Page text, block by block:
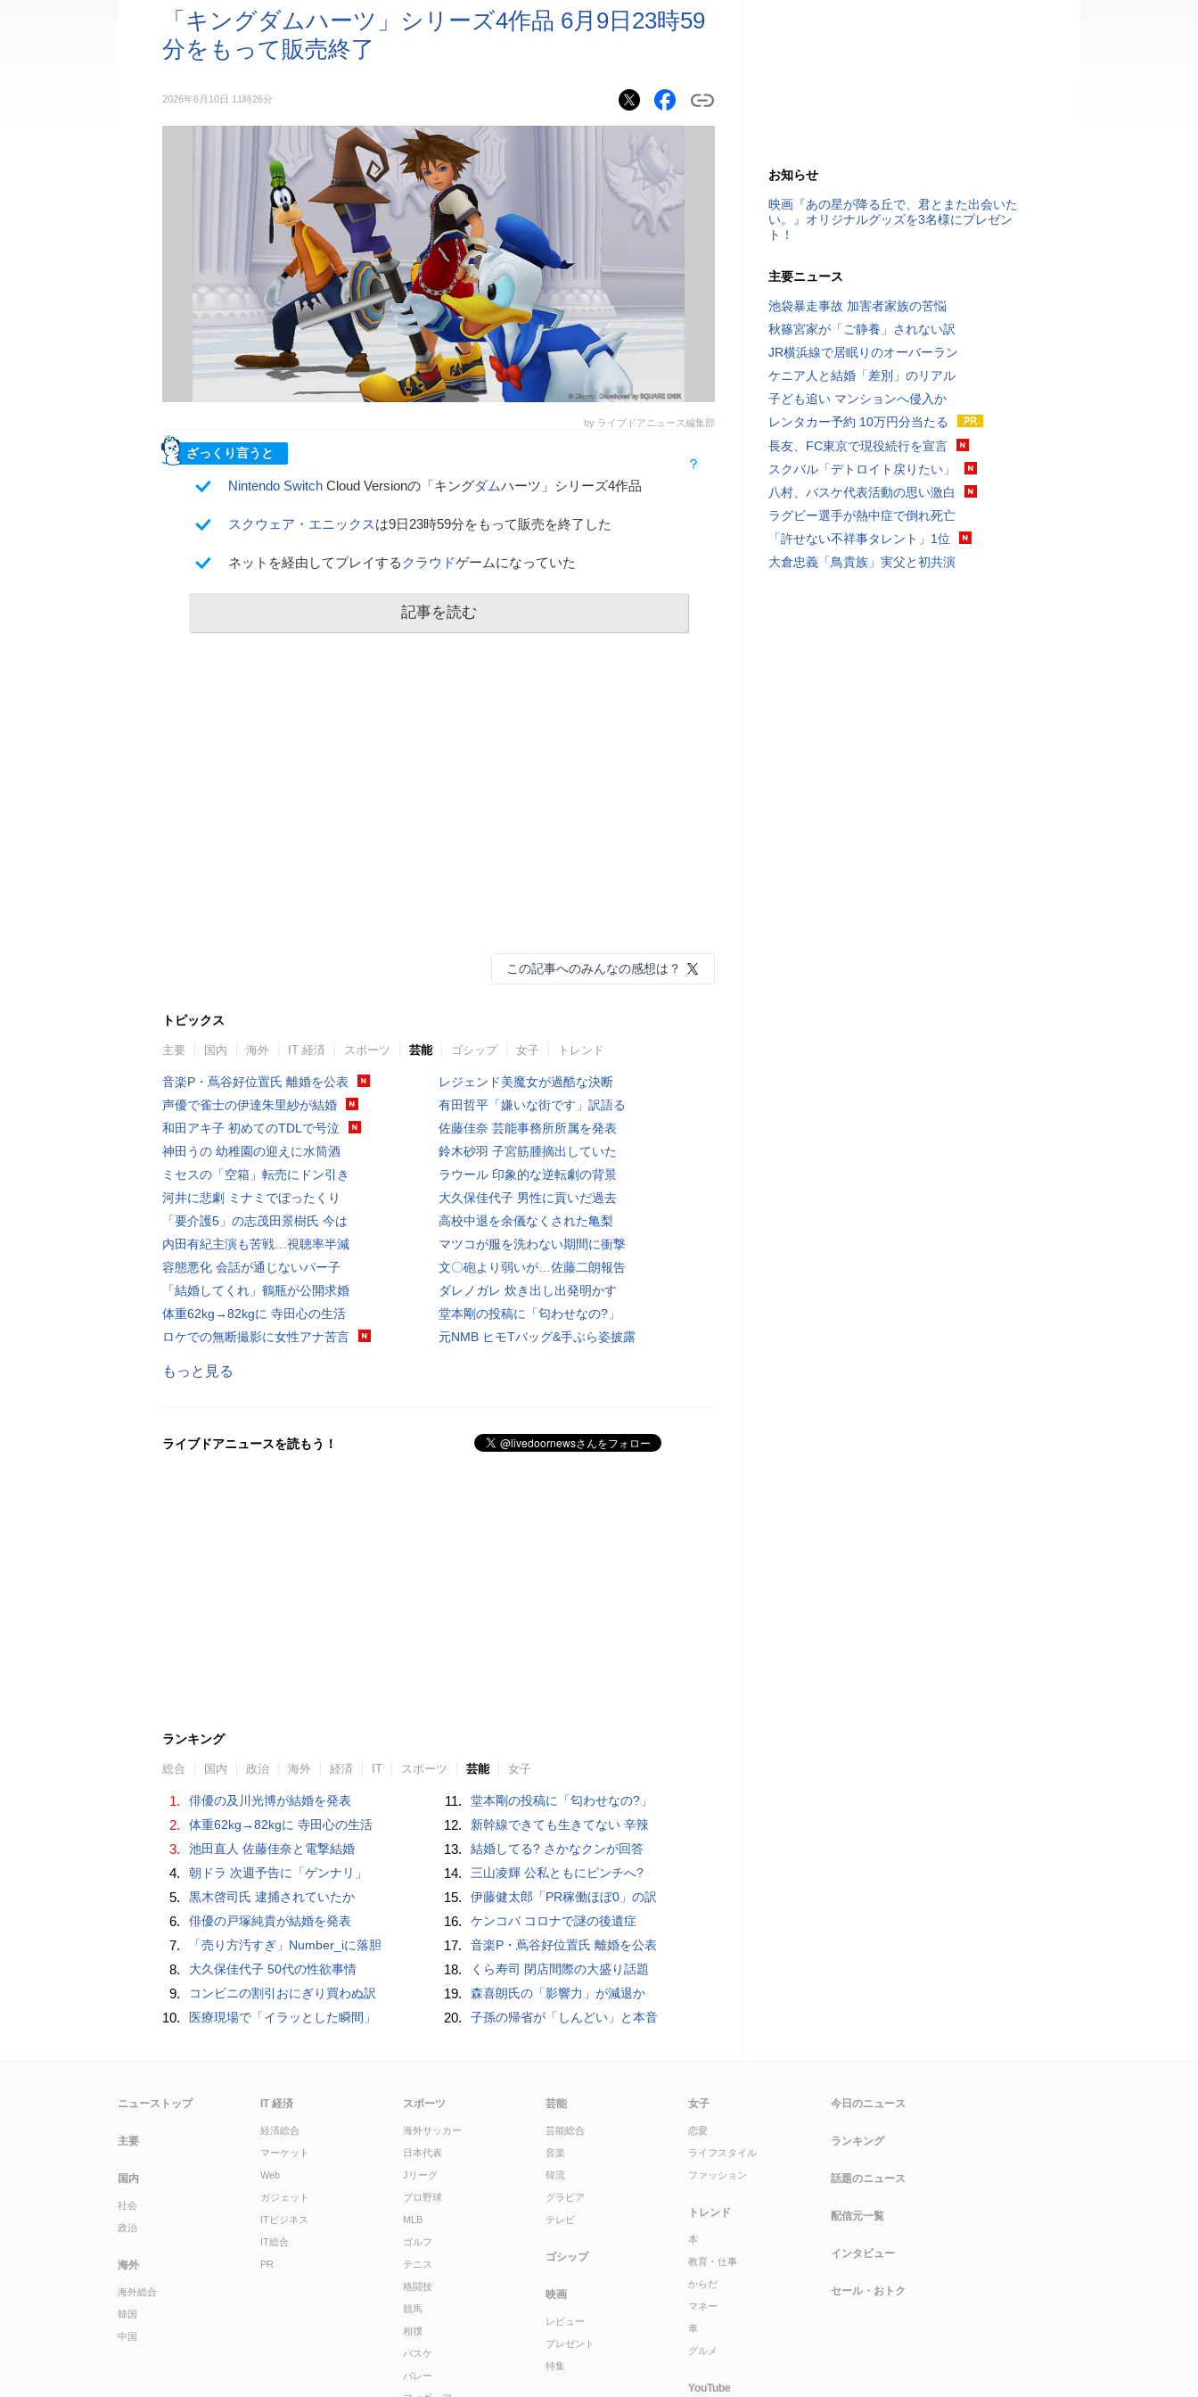
「キングダムハーツ」シリーズ4作品 6月9日23時59
分をもって販売終了
2026年6月10日 11時26分
by ライブドアニュース編集部
ざっくり言うと
Nintendo Switch Cloud Versionの「キングダムハーツ」シリーズ4作品
スクウェア・エニックスは9日23時59分をもって販売を終了した
ネットを経由してプレイする クラウドゲームになっていた
記事を読む
この記事へのみんなの感想は？
トピックス
主要 国内 海外 IT 経済 スポーツ 芸能 ゴシップ 女子 トレンド
音楽P・蔦谷好位置氏 離婚を公表
声優で雀士の伊達朱里紗が結婚
和田アキ子 初めてのTDLで号泣
神田うの 幼稚園の迎えに水筒酒
ミセスの「空箱」転売にドン引き
河井に悲劇 ミナミでぼったくり
「要介護5」の志茂田景樹氏 今は
内田有紀主演も苦戦…視聴率半減
容態悪化 会話が通じないパー子
「結婚してくれ」鶴瓶が公開求婚
体重62kg→82kgに 寺田心の生活
ロケでの無断撮影に女性アナ苦言
レジェンド美魔女が過酷な決断
有田哲平「嫌いな街です」訳語る
佐藤佳奈 芸能事務所所属を発表
鈴木砂羽 子宮筋腫摘出していた
ラウール 印象的な逆転劇の背景
大久保佳代子 男性に貢いだ過去
高校中退を余儀なくされた亀梨
マツコが服を洗わない期間に衝撃
文〇砲より弱いが…佐藤二朗報告
ダレノガレ 炊き出し出発明かす
堂本剛の投稿に「匂わせなの?」
元NMB ヒモTバッグ&手ぶら姿披露
もっと見る
ライブドアニュースを読もう！
ランキング
総合 国内 政治 海外 経済 IT スポーツ 芸能 女子
1. 俳優の及川光博が結婚を発表
2. 体重62kg→82kgに 寺田心の生活
3. 池田直人 佐藤佳奈と電撃結婚
4. 朝ドラ 次週予告に「ゲンナリ」
5. 黒木啓司氏 逮捕されていたか
6. 俳優の戸塚純貴が結婚を発表
7. 「売り方汚すぎ」Number_iに落胆
8. 大久保佳代子 50代の性欲事情
9. コンビニの割引おにぎり買わぬ訳
10. 医療現場で「イラッとした瞬間」
11. 堂本剛の投稿に「匂わせなの?」
12. 新幹線できても生きてない 辛辣
13. 結婚してる? さかなクンが回答
14. 三山凌輝 公私ともにピンチへ?
15. 伊藤健太郎「PR稼働ほぼ0」の訳
16. ケンコバ コロナで謎の後遺症
17. 音楽P・蔦谷好位置氏 離婚を公表
18. くら寿司 閉店間際の大盛り話題
19. 森喜朗氏の「影響力」が減退か
20. 子孫の帰省が「しんどい」と本音
お知らせ
映画『あの星が降る丘で、君とまた出会いた
い。』オリジナルグッズを3名様にプレゼン
ト！
主要ニュース
池袋暴走事故 加害者家族の苦悩
秋篠宮家が「ご静養」されない訳
JR横浜線で居眠りのオーバーラン
ケニア人と結婚「差別」のリアル
子ども追い マンションへ侵入か
レンタカー予約 10万円分当たる
長友、FC東京で現役続行を宣言
スクバル「デトロイト戻りたい」
八村、バスケ代表活動の思い激白
ラグビー選手が熱中症で倒れ死亡
「許せない不祥事タレント」1位
大倉忠義「鳥貴族」実父と初共演
ニューストップ
主要
国内
社会
政治
海外
海外総合
韓国
中国
IT 経済
経済総合
マーケット
Web
ガジェット
ITビジネス
IT総合
PR
スポーツ
海外サッカー
日本代表
Jリーグ
プロ野球
MLB
ゴルフ
テニス
格闘技
競馬
相撲
バスケ
バレー
芸能
芸能総合
音楽
韓流
グラビア
テレビ
ゴシップ
映画
レビュー
プレゼント
特集
女子
恋愛
ライフスタイル
ファッション
トレンド
本
教育・仕事
からだ
マネー
車
グルメ
YouTube
今日のニュース
ランキング
話題のニュース
配信元一覧
インタビュー
セール・おトク